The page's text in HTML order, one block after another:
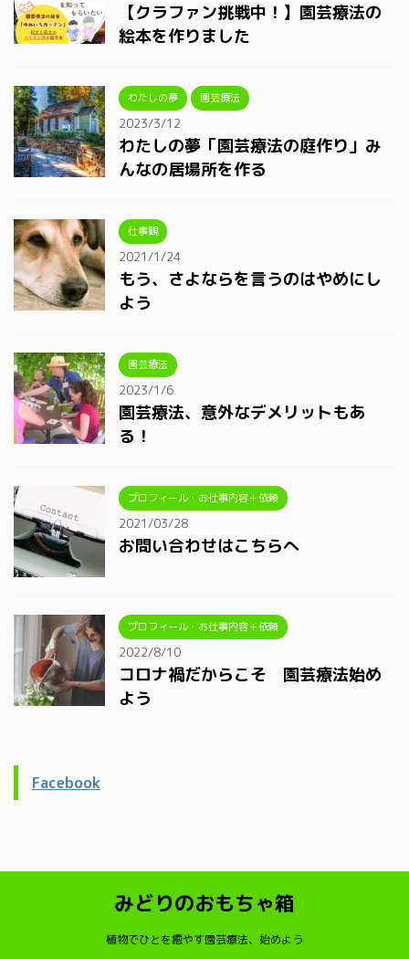
【クラファン挑戦中！】園芸療法の
絵本を作りました
わたしの夢 園芸療法
2023/3/12
わたしの夢「園芸療法の庭作り」み
んなの居場所を作る
仕事観
2021/1/24
もう、さよならを言うのはやめにし
よう
園芸療法
2023/1/6
園芸療法、意外なデメリットもあ
る！
プロフィール・お仕事内容＋依頼
2021/03/28
お問い合わせはこちらへ
プロフィール・お仕事内容＋依頼
2022/8/10
コロナ禍だからこそ 園芸療法始め
よう
Facebook
みどりのおもちゃ箱
植物でひとを癒やす園芸療法、始めよう